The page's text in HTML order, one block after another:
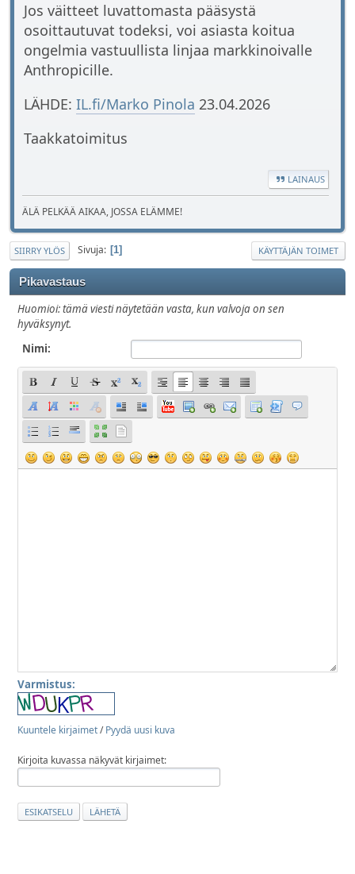
Jos väitteet luvattomasta pääsystä
osoittautuvat todeksi, voi asiasta koitua
ongelmia vastuullista linjaa markkinoivalle
Anthropicille.
LÄHDE: IL.fi/Marko Pinola 23.04.2026
Taakkatoimitus
LAINAUS
ÄLÄ PELKÄÄ AIKAA, JOSSA ELÄMME!
SIIRRY YLÖS Sivuja 1 KÄYTTÄJÄN TOIMET
Pikavastaus
Huomioi: tämä viesti näytetään vasta, kun valvoja on sen
hyväksynyt.
Nimi:
Varmistus:
Kuuntele kirjaimet/Pyydä uusi kuva
Kirjoita kuvassa näkyvät kirjaimet: